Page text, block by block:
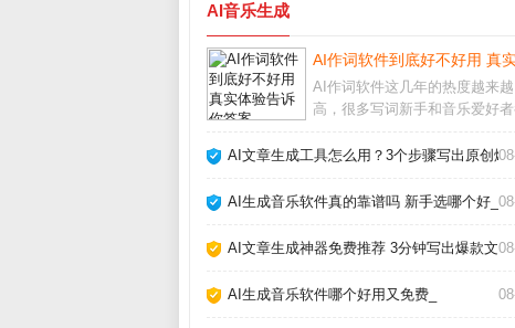
AI音乐生成
AI作词软件到底好不好用 真
AI作词软件这几年的热度越来越
高，很多写词新手和音乐爱好
的实际体验来看，它确实能帮
正打动人心的句子，还得靠人
AI文章生成工具怎么用？3个步骤写出原创爆
AI生成音乐软件真的靠谱吗 新手选哪个好_
AI文章生成神器免费推荐 3分钟写出爆款文章
AI生成音乐软件哪个好用又免费_